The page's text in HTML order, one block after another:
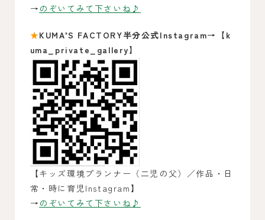
→ のぞいてみて下さいね♪
★KUMA’S FACTORY半分公式Instagram→【k
uma_private_gallery】
【キッズ環境プランナー（二児の父）／作品・日
常・時に育児Instagram】
→ のぞいてみて下さいね♪